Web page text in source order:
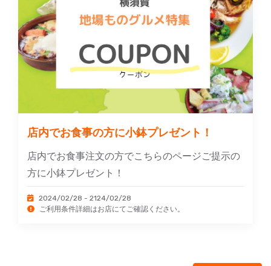
店内でお食事の方に小鉢プレゼント！
店内でお食事注文の方でこちらのページご提示の
方に小鉢プレゼント！
2024/02/28 - 2124/02/28
ご利用条件詳細はお店にてご確認ください。